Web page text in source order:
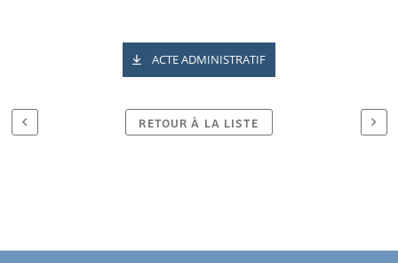
ACTE ADMINISTRATIF
RETOUR À LA LISTE